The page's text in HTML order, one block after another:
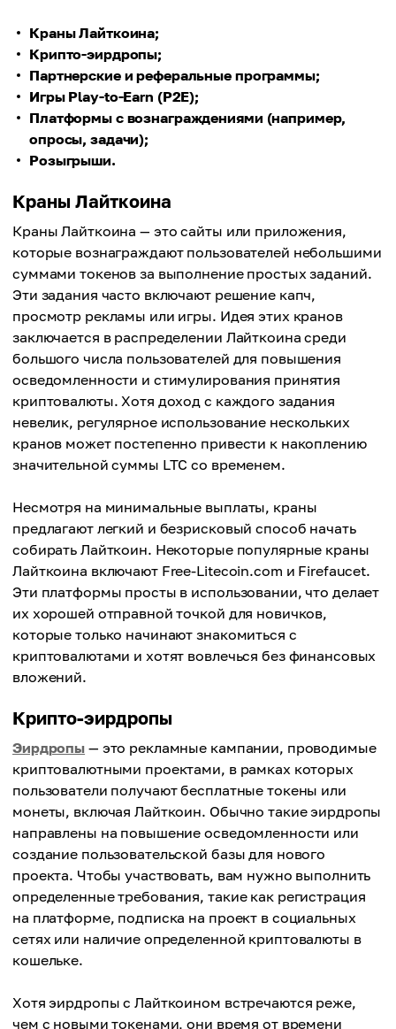
Краны Лайткоина;
Крипто-эирдропы;
Партнерские и реферальные программы;
Игры Play-to-Earn (P2E);
Платформы с вознаграждениями (например,
опросы, задачи);
Розыгрыши.
Краны Лайткоина
Краны Лайткоина — это сайты или приложения,
которые вознаграждают пользователей небольшими
суммами токенов за выполнение простых заданий.
Эти задания часто включают решение капч,
просмотр рекламы или игры. Идея этих кранов
заключается в распределении Лайткоина среди
большого числа пользователей для повышения
осведомленности и стимулирования принятия
криптовалюты. Хотя доход с каждого задания
невелик, регулярное использование нескольких
кранов может постепенно привести к накоплению
значительной суммы LTC со временем.
Несмотря на минимальные выплаты, краны
предлагают легкий и безрисковый способ начать
собирать Лайткоин. Некоторые популярные краны
Лайткоина включают Free-Litecoin.com и Firefaucet.
Эти платформы просты в использовании, что делает
их хорошей отправной точкой для новичков,
которые только начинают знакомиться с
криптовалютами и хотят вовлечься без финансовых
вложений.
Крипто-эирдропы
Эирдропы — это рекламные кампании, проводимые
криптовалютными проектами, в рамках которых
пользователи получают бесплатные токены или
монеты, включая Лайткоин. Обычно такие эирдропы
направлены на повышение осведомленности или
создание пользовательской базы для нового
проекта. Чтобы участвовать, вам нужно выполнить
определенные требования, такие как регистрация
на платформе, подписка на проект в социальных
сетях или наличие определенной криптовалюты в
кошельке.
Хотя эирдропы с Лайткоином встречаются реже,
чем с новыми токенами, они время от времени